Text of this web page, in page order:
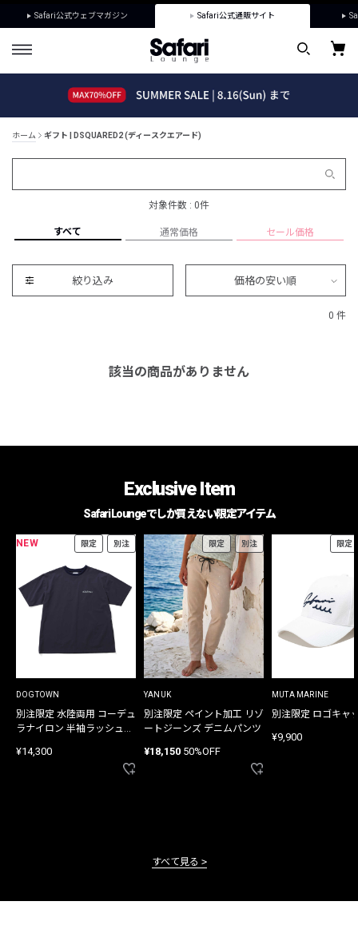
Safari公式ウェブマガジン Safari公式通販サイト
ホーム ギフト | DSQUARED2 (ディースクエアード)
対象件数 : 0件
すべて 通常価格 セール価格
絞り込み 価格の安い順
0 件
該当の商品がありません
Exclusive Item
Safari Loungeでしか買えない限定アイテム
NEW 限定 別注
DOGTOWN
別注限定 水陸両用 コーデュ
ラナイロン 半袖ラッシュガ
¥14,300
限定 別注
YANUK
別注限定 ペイント加工 リゾ
ートジーンズ デニムパンツ
¥18,150 50%OFF
限定
MUTA MARINE
別注限定 ロゴキャ
¥9,900
すべて見る